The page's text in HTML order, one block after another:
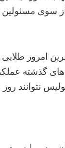
سوی مسئولین
امروز
گذشته
نتوانند